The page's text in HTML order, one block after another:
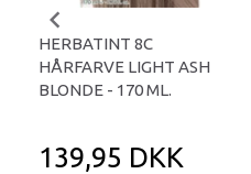
HERBATINT 8C
HÅRFARVE LIGHT ASH
BLONDE - 170 ML.
139,95 DKK